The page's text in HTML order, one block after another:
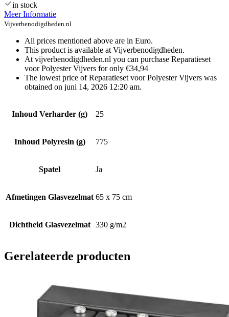
in stock
Meer Informatie
Vijverbenodigdheden.nl
All prices mentioned above are in Euro.
This product is available at Vijverbenodigdheden.
At vijverbenodigdheden.nl you can purchase Reparatieset
voor Polyester Vijvers for only €34,94
The lowest price of Reparatieset voor Polyester Vijvers was
obtained on juni 14, 2026 12:20 am.
Inhoud Verharder (g) 25
Inhoud Polyresin (g) 775
Spatel Ja
Afmetingen Glasvezelmat 65 x 75 cm
Dichtheid Glasvezelmat 330 g/m2
Gerelateerde producten